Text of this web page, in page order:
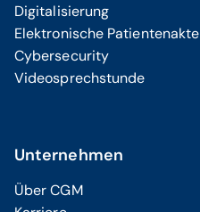
Digitalisierung
Elektronische Patientenakte
Cybersecurity
Videosprechstunde
Unternehmen
Über CGM